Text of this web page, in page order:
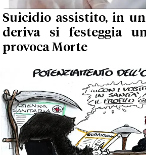
Suicidio assistito, in
deriva si festeggia
provoca Morte